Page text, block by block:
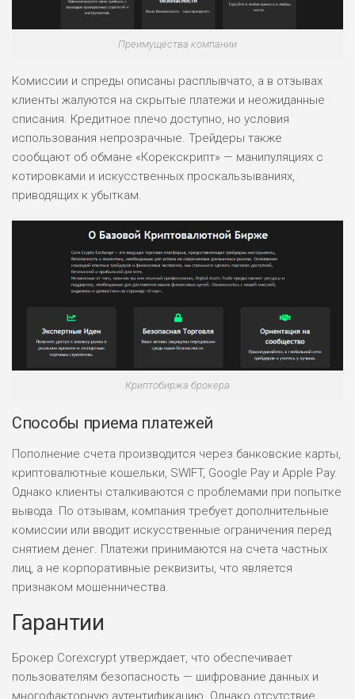
РИСКИ: СРЕДНИЕ
БЮДЖЕТ: НИЗКИЙ
ВСЕМ
ДОХОД: НИЗКИЙ
БЮДЖЕТ: НИЗКИЙ
ОБЗОР
ВСЕМ
0
РИСКИ: НИЗКИЕ
ДОХОД: СРЕДНИЙ
БЮДЖЕТ: НИЗКИЙ
ОБЗОР
Преимущества компании
Комиссии и спреды описаны расплывчато, а в отзывах
клиенты жалуются на скрытые платежи и неожиданные
списания. Кредитное плечо доступно, но условия
использования непрозрачные. Трейдеры также
сообщают об обмане «Корекскрипт» — манипуляциях с
котировками и искусственных проскальзываниях,
приводящих к убыткам.
Криптобиржа брокера
Способы приема платежей
Пополнение счета производится через банковские карты,
криптовалютные кошельки, SWIFT, Google Pay и Apple Pay.
Однако клиенты сталкиваются с проблемами при попытке
вывода. По отзывам, компания требует дополнительные
комиссии или вводит искусственные ограничения перед
снятием денег. Платежи принимаются на счета частных
лиц, а не корпоративные реквизиты, что является
признаком мошенничества.
Гарантии
Брокер Corexcrypt утверждает, что обеспечивает
пользователям безопасность — шифрование данных и
многофакторную аутентификацию. Однако отсутствие